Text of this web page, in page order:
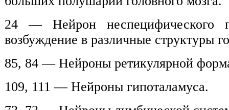
24 — Нейрон неспецифического
возбуждение в различные структуры
85, 84 — Нейроны ретикулярной
109, 111 — Нейроны гипоталамуса.